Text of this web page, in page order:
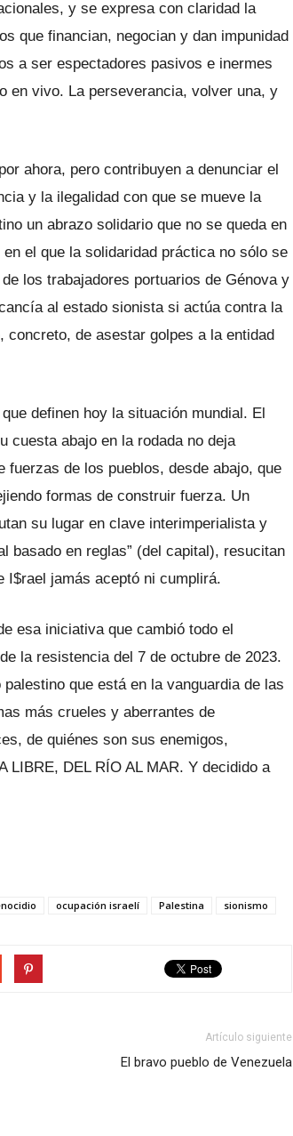
y se expresa con claridad la
que financian, negocian y dan impunidad
a ser espectadores pasivos e inermes
en vivo. La perseverancia, volver una, y
ahora, pero contribuyen a denunciar el
y la ilegalidad con que se mueve la
un abrazo solidario que no se queda en
el que la solidaridad práctica no sólo se
los trabajadores portuarios de Génova y
al estado sionista si actúa contra la
de asestar golpes a la entidad
definen hoy la situación mundial. El
cuesta abajo en la rodada no deja
fuerzas de los pueblos, desde abajo, que
formas de construir fuerza. Un
su lugar en clave interimperialista y
basado en reglas” (del capital), resucitan
I$rael jamás aceptó ni cumplirá.
esa iniciativa que cambió todo el
la resistencia del 7 de octubre de 2023.
que está en la vanguardia de las
más crueles y aberrantes de
de quiénes son sus enemigos,
LIBRE, DEL RÍO AL MAR. Y decidido a
ocupación israelí Palestina sionismo
Artículo siguiente
El bravo pueblo de Venezuela